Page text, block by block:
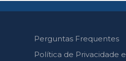
Perguntas Frequentes
Política de Privacidade e